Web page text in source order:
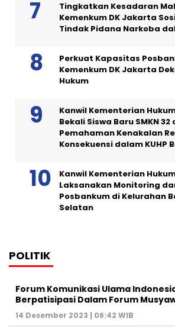
Tingkatkan Kesadaran
Kemenkum DK Jakarta
Tindak Pidana Narkoba
Perkuat Kapasitas
Kemenkum DK Jakarta
Hukum
Kanwil Kementerian
Bekali Siswa Baru SMKN
Pemahaman Kenakalan
Konsekuensi dalam KUHP
Kanwil Kementerian
Laksanakan Monitoring
Posbankum di Kelurahan
Selatan
POLITIK
Forum Komunikasi Ulama
Berpatisipasi Dalam Forum
14 Desember 2023 | 06:42 WIB